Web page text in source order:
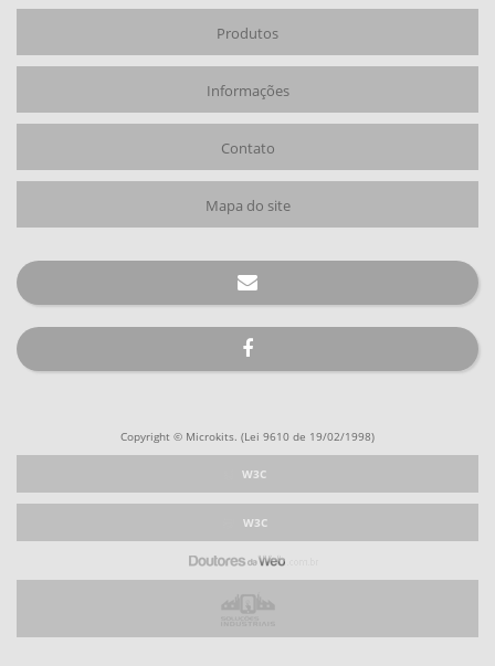
Produtos
Informações
Contato
Mapa do site
Copyright © Microkits. (Lei 9610 de 19/02/1998)
W3C
W3C